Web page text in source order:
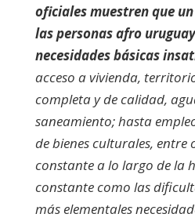
oficiales muestren que
las personas afro
necesidades básicas
acceso a vivienda,
completa y de calidad,
saneamiento; hasta
de bienes culturales, entre
constante a lo largo de la
constante como las
más elementales